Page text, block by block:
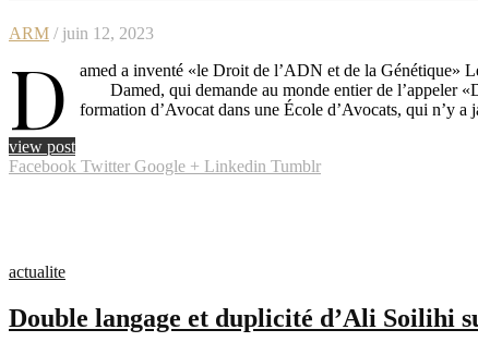
ARM / juin 12, 2023
D
amed a inventé «le Droit de l’ADN et de la Génétique»
Damed, qui demande au monde entier de l’appeler
formation d’Avocat dans une École d’Avocats, qui n’y a
view post
Facebook Twitter Google + Linkedin Tumblr
actualite
Double langage et duplicité d’Ali Soilihi